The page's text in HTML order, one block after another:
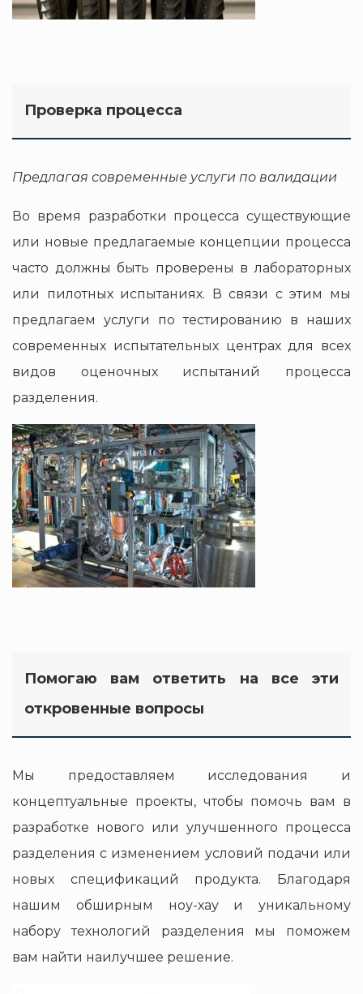
Проверка процесса
Предлагая современные услуги по валидации
Во время разработки процесса существующие
или новые предлагаемые концепции процесса
часто должны быть проверены в лабораторных
или пилотных испытаниях. В связи с этим мы
предлагаем услуги по тестированию в наших
современных испытательных центрах для всех
видов оценочных испытаний процесса
разделения.
Помогаю вам ответить на все эти
откровенные вопросы
Мы предоставляем исследования и
концептуальные проекты, чтобы помочь вам в
разработке нового или улучшенного процесса
разделения с изменением условий подачи или
новых спецификаций продукта. Благодаря
нашим обширным ноу-хау и уникальному
набору технологий разделения мы поможем
вам найти наилучшее решение.